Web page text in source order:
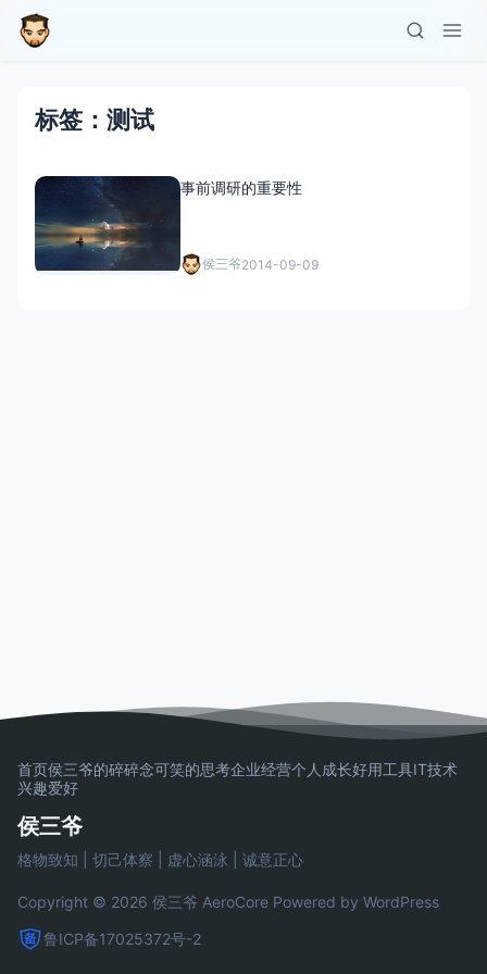
标签：测试
事前调研的重要性
侯三爷2014-09-09
首页侯三爷的碎碎念可笑的思考企业经营个人成长好用工具IT技术
兴趣爱好
侯三爷
格物致知 | 切己体察 | 虚心涵泳 | 诚意正心
Copyright © 2026 侯三爷 AeroCore Powered by WordPress
鲁ICP备17025372号-2